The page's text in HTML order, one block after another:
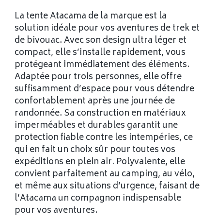
La tente Atacama de la marque est la
solution idéale pour vos aventures de trek et
de bivouac. Avec son design ultra léger et
compact, elle s’installe rapidement, vous
protégeant immédiatement des éléments.
Adaptée pour trois personnes, elle offre
suffisamment d’espace pour vous détendre
confortablement après une journée de
randonnée. Sa construction en matériaux
imperméables et durables garantit une
protection fiable contre les intempéries, ce
qui en fait un choix sûr pour toutes vos
expéditions en plein air. Polyvalente, elle
convient parfaitement au camping, au vélo,
et même aux situations d’urgence, faisant de
l’Atacama un compagnon indispensable
pour vos aventures.